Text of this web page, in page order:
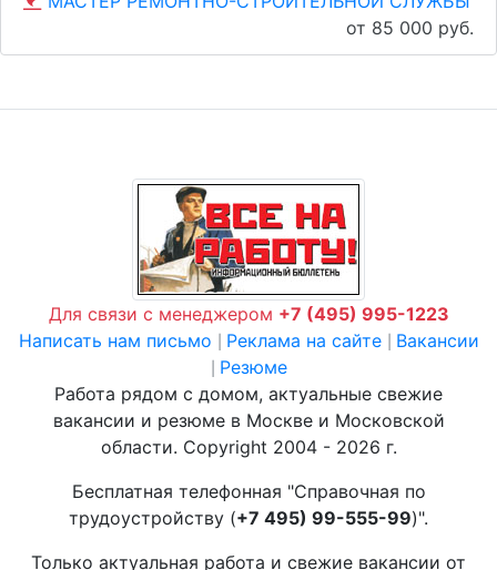
от 85 000 руб.
Для связи с менеджером +7 (495) 995-1223
Написать нам письмо
Реклама на сайте Вакансии
Резюме
Работа рядом с домом, актуальные свежие
вакансии и резюме в Москве и Московской
области. Copyright 2004 - 2026 г.
Бесплатная телефонная "Справочная по
трудоустройству (+7 495) 99-555-99)".
Только актуальная работа и свежие вакансии от